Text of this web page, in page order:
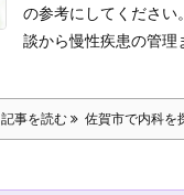
の参考にしてください
談から慢性疾患の管理
記事を読む 佐賀市で内科を